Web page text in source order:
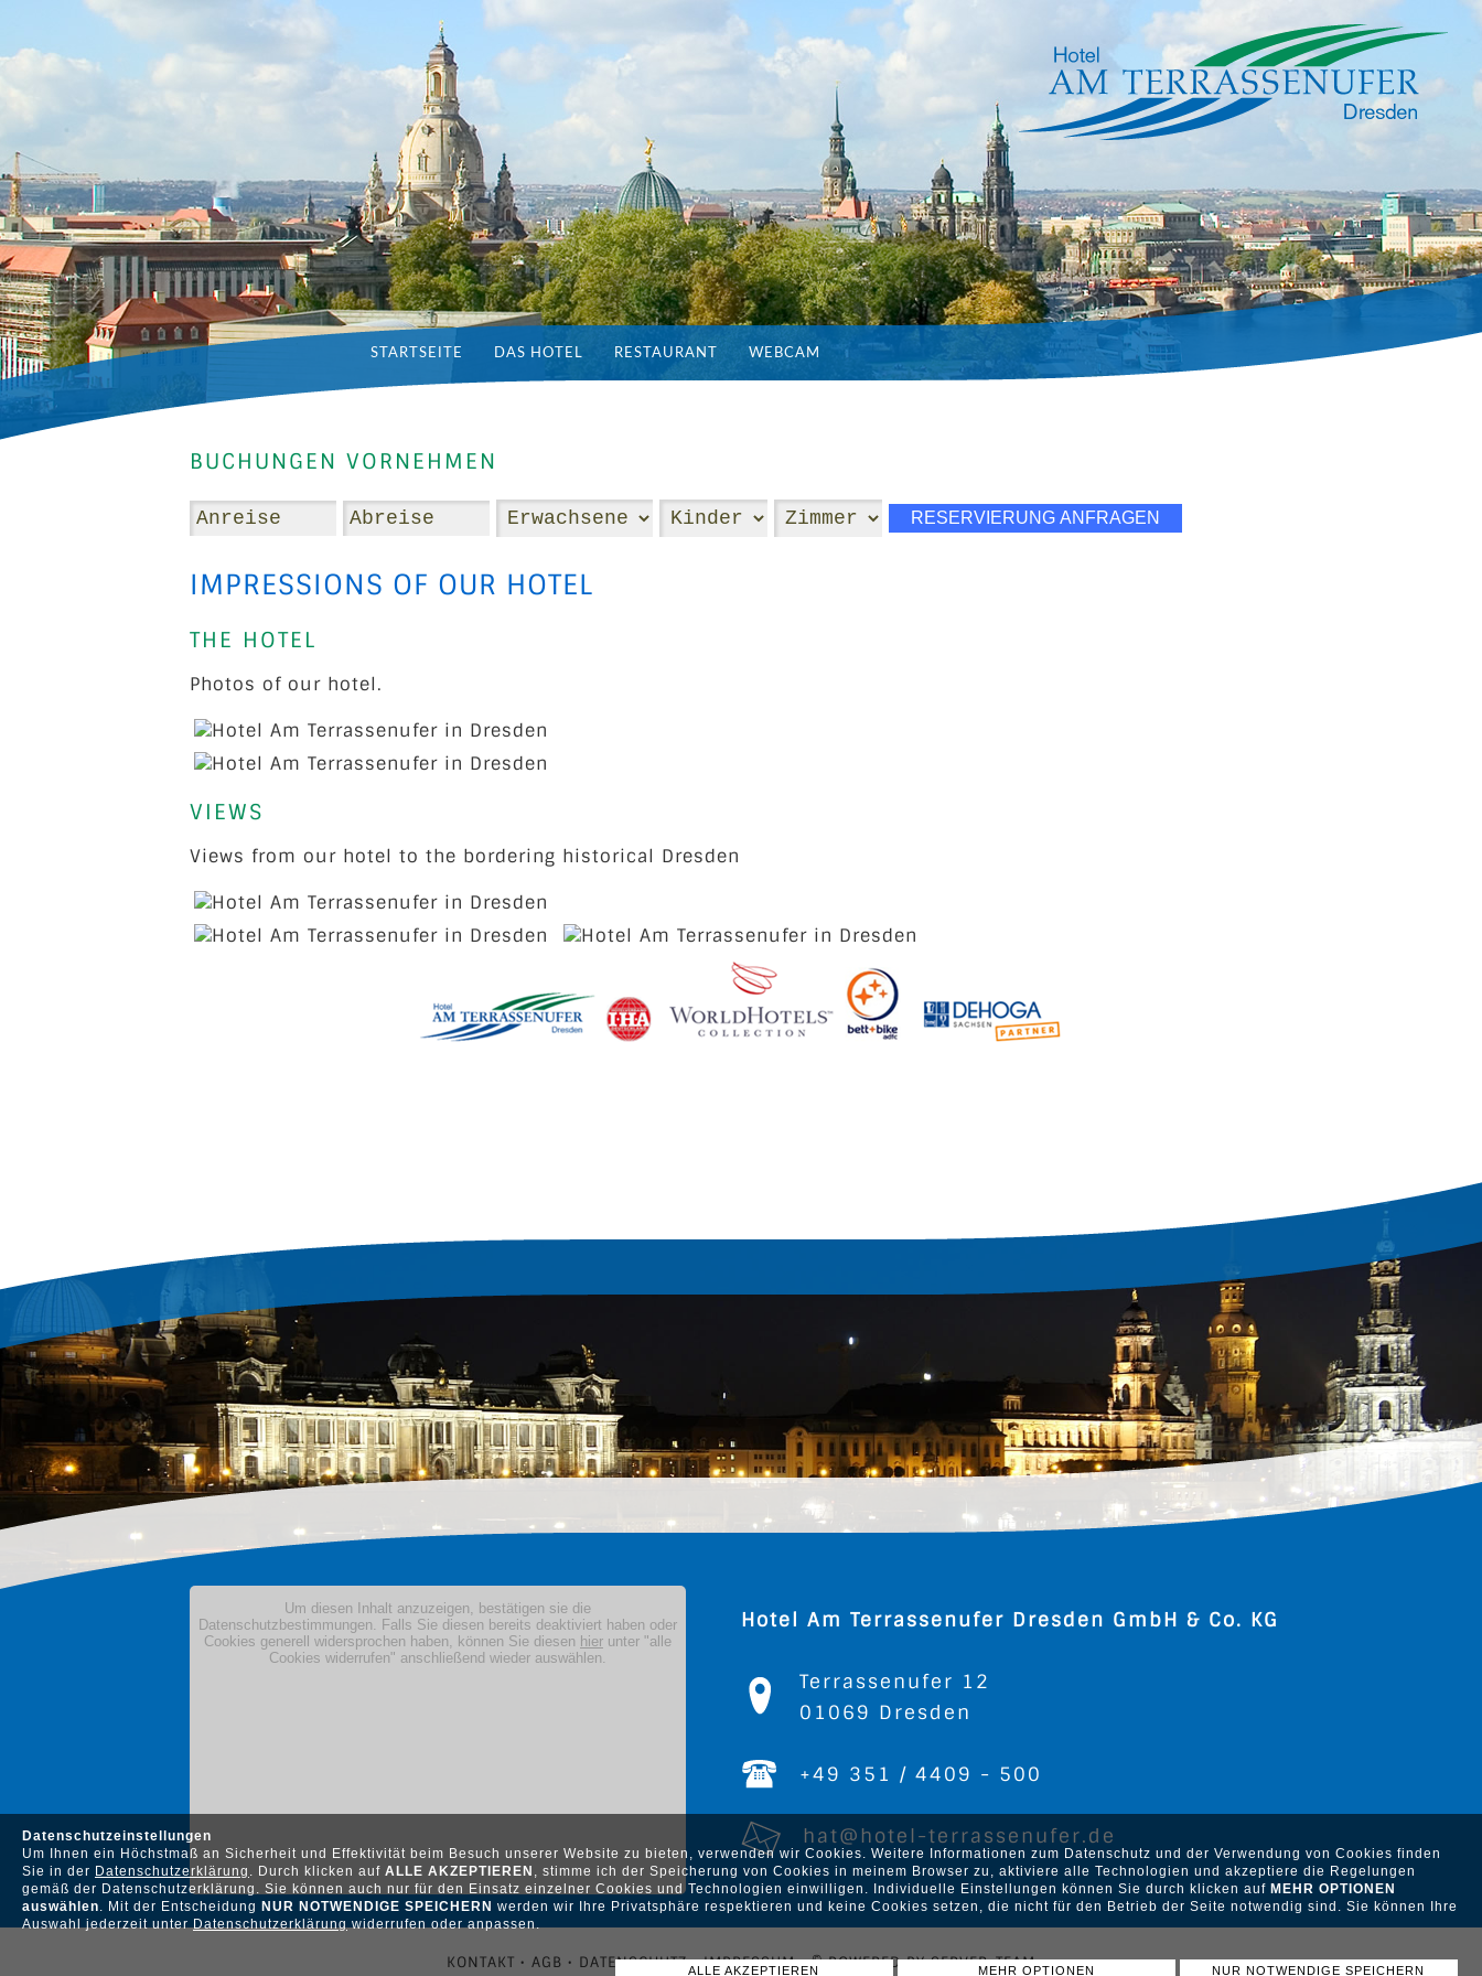
Datenschutzeinstellungen
Um Ihnen ein Höchstmaß an Sicherheit und Effektivität beim Besuch unserer Website zu bieten, verwenden wir Cookies. Weitere Informationen zum Datenschutz und der Verwendung von Cookies finden
Sie in der Datenschutzerklärung . Durch klicken auf ALLE AKZEPTIEREN , stimme ich der Speicherung von Cookies in meinem Browser zu, aktiviere alle Technologien und akzeptiere die Regelungen
gemäß der Datenschutzerklärung. Sie können auch nur für den Einsatz einzelner Cookies und Technologien einwilligen. Individuelle Einstellungen können Sie durch klicken auf MEHR OPTIONEN
auswählen. Mit der Entscheidung NUR NOTWENDIGE SPEICHERN werden wir Ihre Privatsphäre respektieren und keine Cookies setzen, die nicht für den Betrieb der Seite notwendig sind. Sie können Ihre
Auswahl jederzeit unterDatenschutzerklärungwiderrufen oder anpassen.
ALLE AKZEPTIEREN MEHR OPTIONEN NUR NOTWENDIGE SPEICHERN
STARTSEITE DAS HOTEL RESTAURANT WEBCAM
BUCHUNGEN VORNEHMEN
IMPRESSIONS OF OUR HOTEL
THE HOTEL
Photos of our hotel.
VIEWS
Views from our hotel to the bordering historical Dresden
Hotel Am Terrassenufer Dresden GmbH & Co. KG
Terrassenufer 12
01069 Dresden
+49 351 / 4409 - 500
hat@hotel-terrassenufer.de
KONTAKT • AGB • DATENSCHUTZ • IMPRESSUM • © POWERED BY SERVER-TEAM